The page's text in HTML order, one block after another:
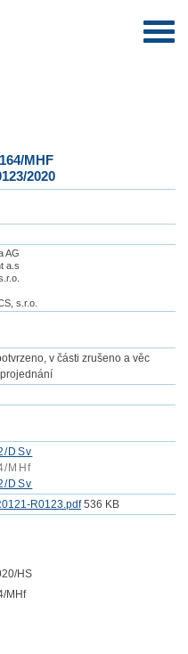
MHF
2020
AG
a.s
s.r.o.
v části zrušeno a věc
DSv
MHf
DSv
R0123.pdf536 KB
HS
2021/164/MHf